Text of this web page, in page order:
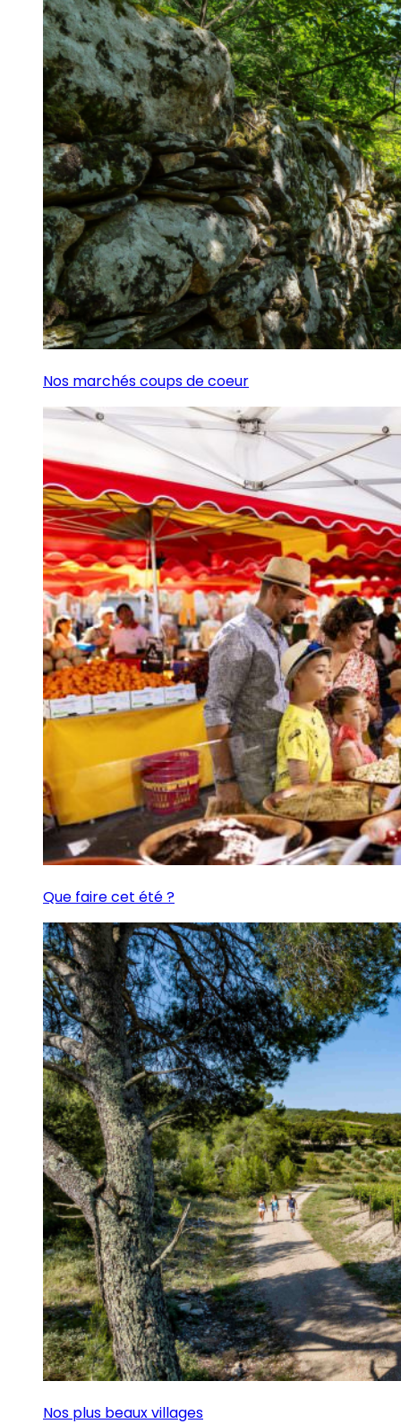
Nos marchés coups de coeur
Que faire cet été ?
Nos plus beaux villages